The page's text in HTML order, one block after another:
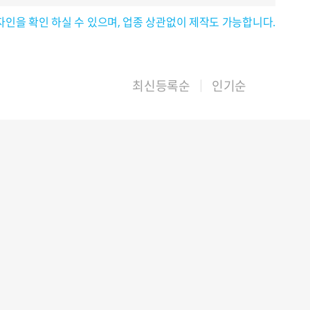
인을 확인 하실 수 있으며, 업종 상관없이 제작도 가능합니다.
최신등록순 인기순